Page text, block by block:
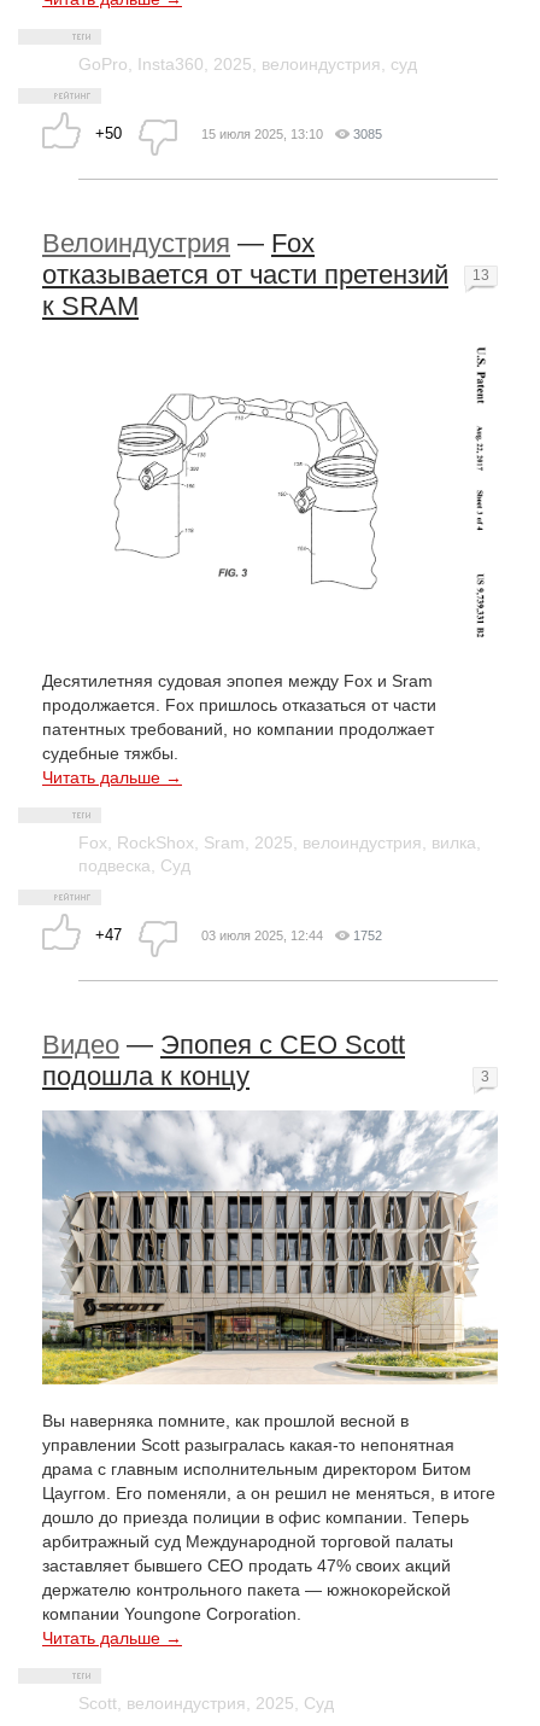
GoPro Insta360 2025 велоиндустрия суд
+50 15 июля 2025, 13:10 3085
Велоиндустрия — Fox
отказывается от части претензий
к SRAM
Десятилетняя судовая эпопея между Fox и Sram
продолжается. Fox пришлось отказаться от части
патентных требований, но компании продолжает
судебные тяжбы.
Читать дальше →
Fox RockShox Sram 2025 велоиндустрия вилка
подвеска
Суд
+47
13
03 июля 2025, 12:44 1752
Видео — Эпопея с CEO Scott
подошла к концу
Вы наверняка помните, как прошлой весной в
управлении Scott разыгралась какая-то непонятная
драма с главным исполнительным директором Битом
Цауггом. Его поменяли, а он решил не меняться, в итоге
дошло до приезда полиции в офис компании. Теперь
арбитражный суд Международной торговой палаты
заставляет бывшего CEO продать 47% своих акций
держателю контрольного пакета — южнокорейской
компании Youngone Corporation.
Читать дальше →
Scott велоиндустрия 2025 Суд
3